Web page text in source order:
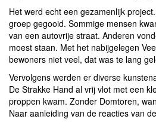
Het werd echt een gezamenlijk
groep gegooid. Sommige mensen
van een autovrije straat. Anderen
moest staan. Met het nabijgelegen
bewoners niet veel, dat was te lang
Vervolgens werden er diverse
De Strakke Hand al vrij vlot met een
proppen kwam. Zonder Domtoren,
Naar aanleiding van de reacties van